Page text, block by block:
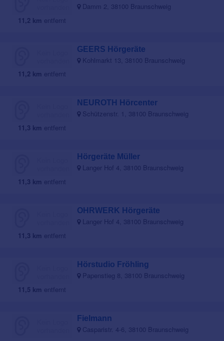
11,2 km entfernt
Damm 2, 38100 Braunschweig
11,2 km entfernt
GEERS Hörgeräte
Kohlmarkt 13, 38100 Braunschweig
11,3 km entfernt
NEUROTH Hörcenter
Schützenstr. 1, 38100 Braunschweig
11,3 km entfernt
Hörgeräte Müller
Langer Hof 4, 38100 Braunschweig
11,3 km entfernt
OHRWERK Hörgeräte
Langer Hof 4, 38100 Braunschweig
11,5 km entfernt
Hörstudio Fröhling
Papenstieg 8, 38100 Braunschweig
Fielmann
Casparistr. 4-6, 38100 Braunschweig